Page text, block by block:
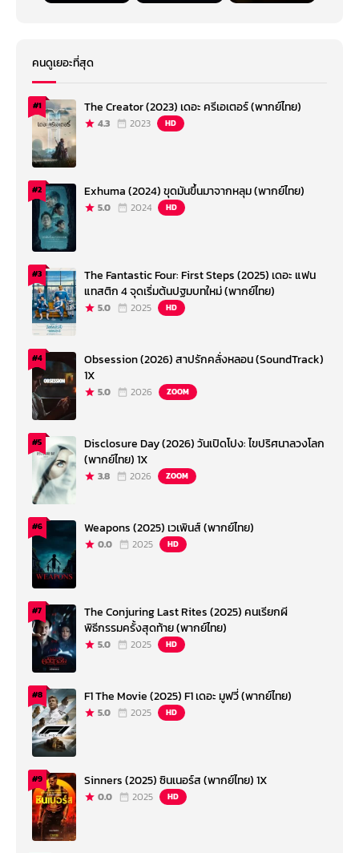
คนดูเยอะที่สุด
#1 The Creator (2023) เดอะ ครีเอเตอร์ (พากย์ไทย)
4.3 2023 HD
#2 Exhuma (2024) ขุดมันขึ้นมาจากหลุม (พากย์ไทย)
5.0 2024 HD
#3
The Fantastic Four: First Steps (2025) เดอะ แฟน
แทสติก 4 จุดเริ่มต้นปฐมบทใหม่ (พากย์ไทย)
5.0 2025 HD
#4
Obsession (2026) สาปรักคลั่งหลอน (SoundTrack)
1X
5.0 2026 ZOOM
#5
Disclosure Day (2026) วันเปิดโปง: ไขปริศนาลวงโลก
(พากย์ไทย) 1X
3.8 2026 ZOOM
#6 Weapons (2025) เวเพินส์ (พากย์ไทย)
0.0 2025 HD
#7
The Conjuring Last Rites (2025) คนเรียกผี
พิธีกรรมครั้งสุดท้าย (พากย์ไทย)
5.0 2025 HD
#8 F1 The Movie (2025) F1 เดอะ มูฟวี่ (พากย์ไทย)
5.0 2025 HD
#9 Sinners (2025) ซินเนอร์ส (พากย์ไทย) 1X
0.0 2025 HD